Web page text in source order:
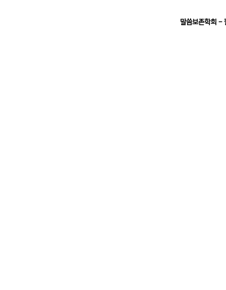
말씀보존학회 -